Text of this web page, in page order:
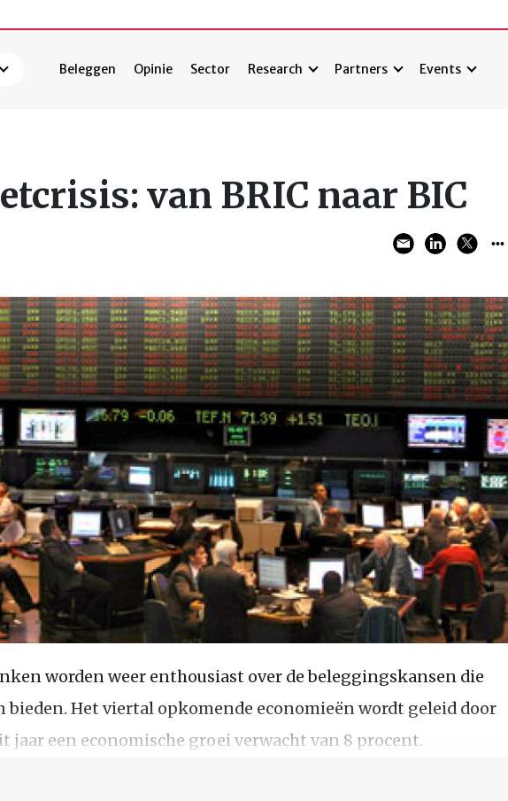
Beleggen Opinie Sector Research Partners Events
van BRIC naar BIC
worden weer enthousiast over de beleggingskansen die
bieden. Het viertal opkomende economieën wordt geleid door
jaar een economische groei verwacht van 8 procent.